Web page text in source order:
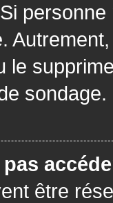
personne
le
sondage.
être